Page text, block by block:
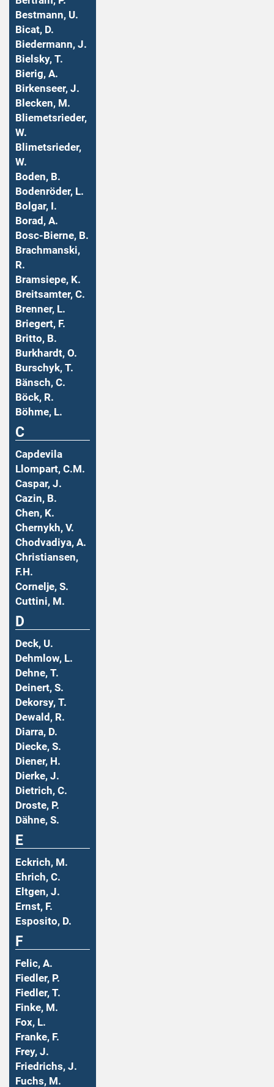
Bestmann, U.
Bicat, D.
Biedermann, J.
Bielsky, T.
Bierig, A.
Birkenseer, J.
Blecken, M.
Bliemetsrieder,
W.
Blimetsrieder,
W.
Boden, B.
Bodenröder, L.
Bolgar, I.
Borad, A.
Bosc-Bierne, B.
Brachmanski,
R.
Bramsiepe, K.
Breitsamter, C.
Brenner, L.
Briegert, F.
Britto, B.
Burkhardt, O.
Burschyk, T.
Bänsch, C.
Böck, R.
Böhme, L.
C
Capdevila
Llompart, C.M.
Caspar, J.
Cazin, B.
Chen, K.
Chernykh, V.
Chodvadiya, A.
Christiansen,
F.H.
Cornelje, S.
Cuttini, M.
D
Deck, U.
Dehmlow, L.
Dehne, T.
Deinert, S.
Dekorsy, T.
Dewald, R.
Diarra, D.
Diecke, S.
Diener, H.
Dierke, J.
Dietrich, C.
Droste, P.
Dähne, S.
E
Eckrich, M.
Ehrich, C.
Eltgen, J.
Ernst, F.
Esposito, D.
F
Felic, A.
Fiedler, P.
Fiedler, T.
Finke, M.
Fox, L.
Franke, F.
Frey, J.
Friedrichs, J.
Fuchs, M.